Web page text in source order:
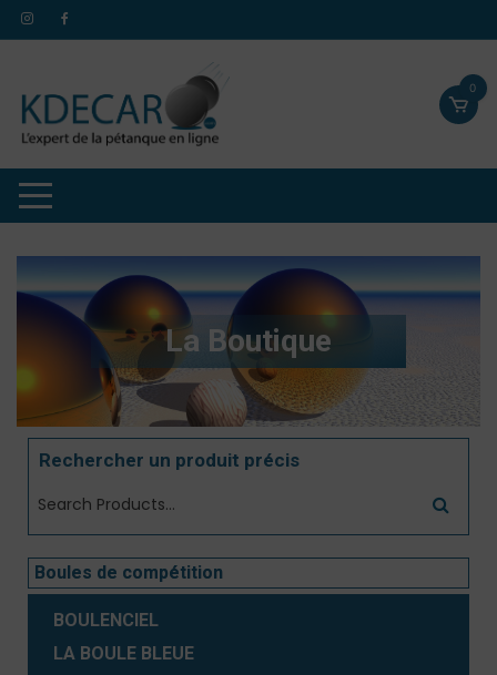
0
La Boutique
Rechercher un produit précis
Boules de compétition
BOULENCIEL
LA BOULE BLEUE